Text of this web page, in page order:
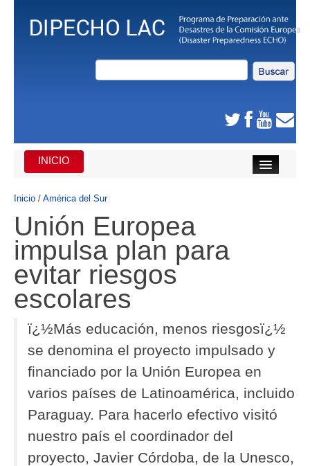
INICIO
DE QUE SE TRATA
CARIBE
AMÉRICA CENTRAL
HERRAMIENTAS Y DOCUMENTOS
Inicio / América del Sur
Unión Europea
impulsa plan para
evitar riesgos
escolares
ï¿½Más educación, menos riesgosï¿½
se denomina el proyecto impulsado y
financiado por la Unión Europea en
varios países de Latinoamérica, incluido
Paraguay. Para hacerlo efectivo visitó
nuestro país el coordinador del
proyecto, Javier Córdoba, de la Unesco,